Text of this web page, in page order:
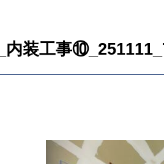
装工事